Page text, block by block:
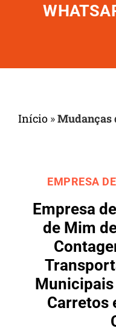
Início »Mudanças
EMPRESA
Empresa
de Mim
Carretos